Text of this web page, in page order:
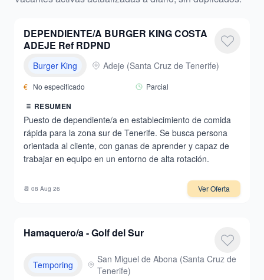
DEPENDIENTE/A BURGER KING COSTA
ADEJE Ref RDPND
Burger King Adeje (Santa Cruz de Tenerife)
€ No especificado Parcial
RESUMEN
Puesto de dependiente/a en establecimiento de comida
rápida para la zona sur de Tenerife. Se busca persona
orientada al cliente, con ganas de aprender y capaz de
trabajar en equipo en un entorno de alta rotación.
📆 08 Aug 26 Ver Oferta
Hamaquero/a - Golf del Sur
Temporing San Miguel de Abona (Santa Cruz de
Tenerife)